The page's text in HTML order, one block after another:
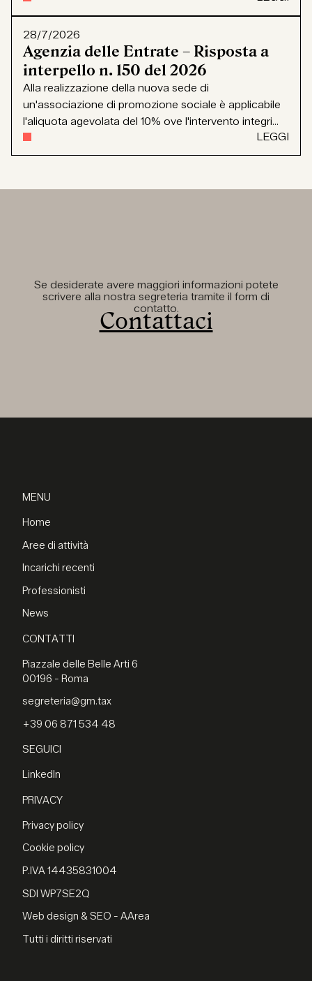
28/7/2026
Agenzia delle Entrate – Risposta a
interpello n. 150 del 2026
Alla realizzazione della nuova sede di
un'associazione di promozione sociale è applicabile
l'aliquota agevolata del 10% ove l'intervento integri...
LEGGI
Se desiderate avere maggiori informazioni potete
scrivere alla nostra segreteria tramite il form di
contatto.
Contattaci
MENU
Home
Aree di attività
Incarichi recenti
Professionisti
News
CONTATTI
Piazzale delle Belle Arti 6
00196 - Roma
segreteria@gm.tax
+39 06 871 534 48
SEGUICI
LinkedIn
PRIVACY
Privacy policy
Cookie policy
P.IVA 14435831004
SDI WP7SE2Q
Web design & SEO - AArea
Tutti i diritti riservati